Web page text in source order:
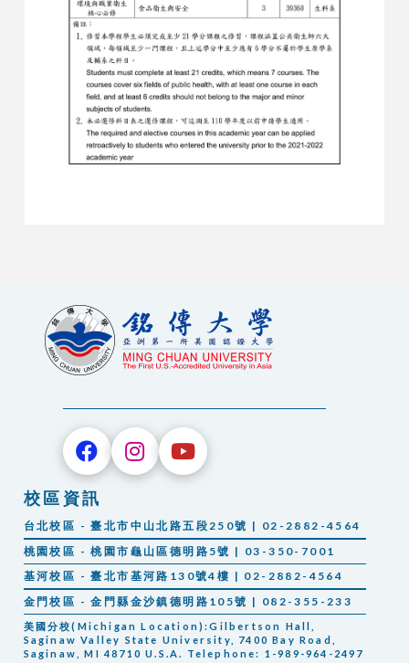
校區資訊
台北校區 - 臺北市中山北路五段250號 | 02-2882-4564
桃園校區 - 桃園市龜山區德明路5號 | 03-350-7001
基河校區 - 臺北市基河路130號4樓 | 02-2882-4564
金門校區 - 金門縣金沙鎮德明路105號 | 082-355-233
美國分校(Michigan Location):Gilbertson Hall,
Saginaw Valley State University, 7400 Bay Road,
Saginaw, MI 48710 U.S.A. Telephone: 1-989-964-2497